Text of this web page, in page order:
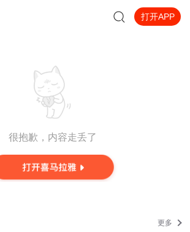
打开APP
很抱歉，内容走丢了
更多